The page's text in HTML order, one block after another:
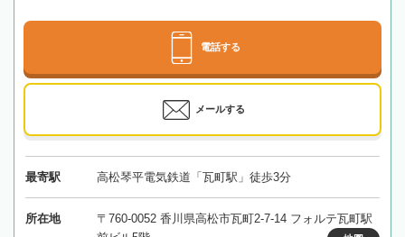
電話する
メールする
最寄駅 高松琴平電気鉄道「瓦町駅」徒歩3分
所在地
〒760-0052 香川県高松市瓦町2-7-14 フォルテ瓦町駅